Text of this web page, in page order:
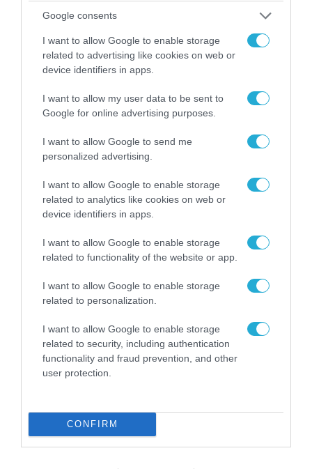
Google consents
I want to allow Google to enable storage
related to advertising like cookies on web or
device identifiers in apps.
I want to allow my user data to be sent to
Google for online advertising purposes.
I want to allow Google to send me
personalized advertising.
I want to allow Google to enable storage
related to analytics like cookies on web or
device identifiers in apps.
I want to allow Google to enable storage
related to functionality of the website or app.
I want to allow Google to enable storage
related to personalization.
I want to allow Google to enable storage
related to security, including authentication
functionality and fraud prevention, and other
user protection.
CONFIRM
06.08.2026 | 14:02
«Επιχείρηση ελεύθερα πεζοδρόμια» στην
Αθήνα: Απομακρύνθηκαν παράνομα
αντικείμενα από κοινόχρηστους χώρους
«Οι εντελώς αθώοι»: Η ανάρτηση του Αρκά για